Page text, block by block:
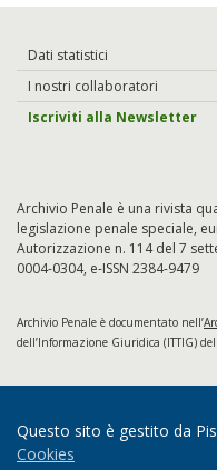
Dati statistici
I nostri collaboratori
Iscriviti alla Newsletter
Archivio Penale è una rivista
legislazione penale speciale,
Autorizzazione n. 114 del 7
0004-0304, e-ISSN 2384-9479
Archivio Penale è documentato nell’
dell’Informazione Giuridica (ITTIG)
Questo sito è gestito da
Cookies